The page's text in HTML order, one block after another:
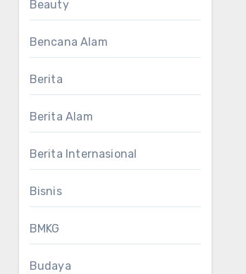
Beauty
Bencana Alam
Berita
Berita Alam
Berita Internasional
Bisnis
BMKG
Budaya